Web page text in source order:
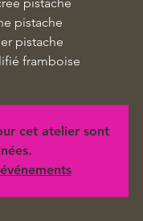
pistache
pistache
framboise
cet atelier sont